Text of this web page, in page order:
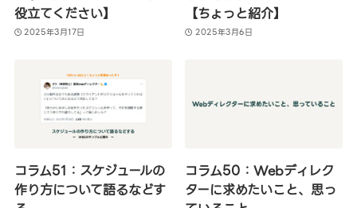
役立てください】
2025年3月17日
【ちょっと紹介】
2025年3月6日
コラム51：スケジュールの
作り方について語るなどす
コラム50：Webディレク
ターに求めたいこと、思っ